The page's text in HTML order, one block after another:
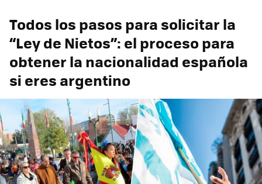
Todos los pasos para solicitar la
“Ley de Nietos”: el proceso para
obtener la nacionalidad española
si eres argentino